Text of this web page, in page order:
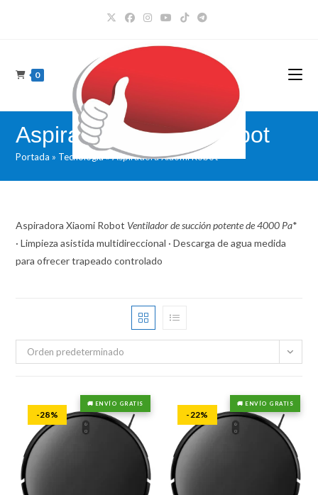
0
Aspiradora Xiaomi Robot
Portada » Tecnología»Aspiradora Xiaomi Robot
Aspiradora Xiaomi Robot Ventilador de succión potente de 4000 Pa*
· Limpieza asistida multidireccional · Descarga de agua medida
para ofrecer trapeado controlado
Orden predeterminado
🚚 ENVÍO GRATIS
-28%
🚚 ENVÍO GRATIS
-22%